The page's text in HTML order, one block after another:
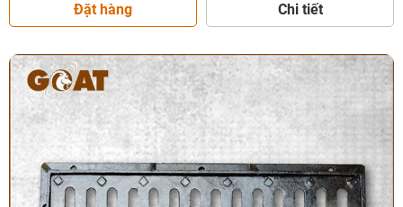
Đặt hàng Chi tiết